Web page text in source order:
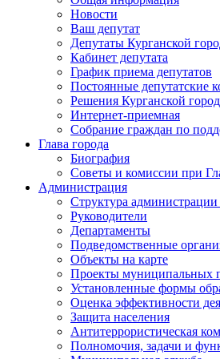
Новости
Ваш депутат
Депутаты Курганской
Кабинет депутата
График приема депутатов
Постоянные депутатские
Решения Курганской
Интернет-приемная
Собрание граждан по
Глава города
Биография
Советы и комиссии при
Администрация
Структура администрации
Руководители
Департаменты
Подведомственные
Объекты на карте
Проекты муниципальных
Установленные формы
Оценка эффективности
Защита населения
Антитеррористическая
Полномочия, задачи и